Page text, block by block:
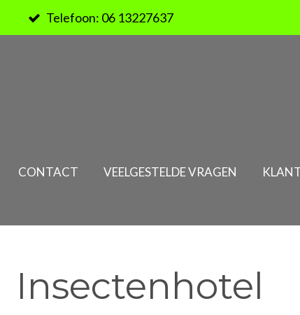
Telefoon: 06 13227637
CONTACT VEELGESTELDE VRAGEN
Insectenhotel